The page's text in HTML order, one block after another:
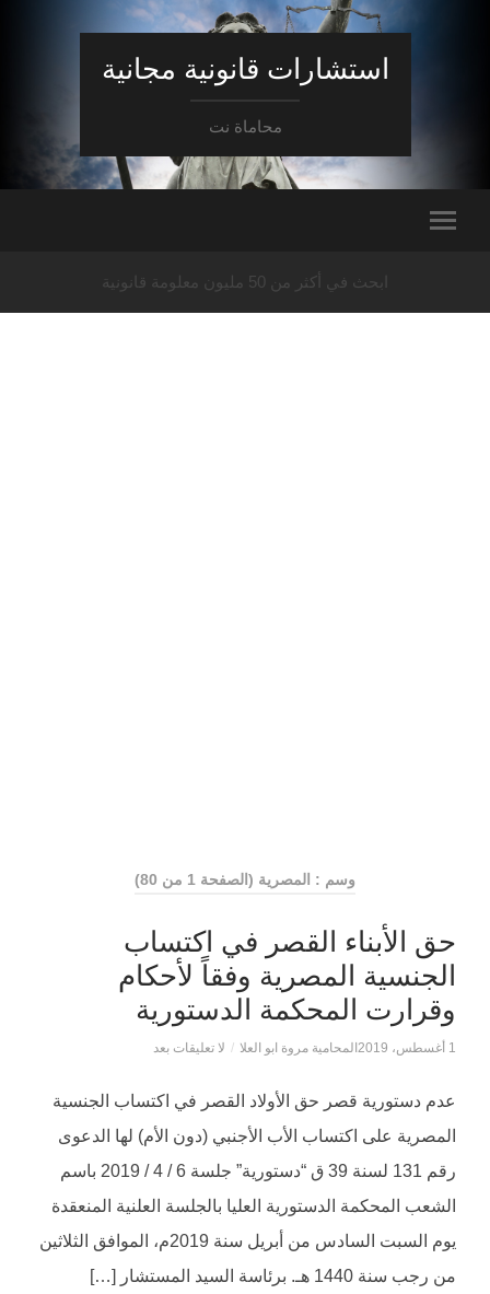
استشارات قانونية مجانية
محاماة نت
ابحث في أكثر من 50 مليون معلومة قانونية
وسم : المصرية (الصفحة 1 من 80)
حق الأبناء القصر في اكتساب
الجنسية المصرية وفقاً لأحكام
وقرارت المحكمة الدستورية
1 أغسطس، 2019 المحامية مروة ابو العلا / لا تعليقات بعد
عدم دستورية قصر حق الأولاد القصر في اكتساب الجنسية
المصرية على اكتساب الأب الأجنبي (دون الأم) لها الدعوى
رقم 131 لسنة 39 ق “دستورية” جلسة 6 / 4 / 2019 باسم
الشعب المحكمة الدستورية العليا بالجلسة العلنية المنعقدة
يوم السبت السادس من أبريل سنة 2019م، الموافق الثلاثين
من رجب سنة 1440 هـ. برئاسة السيد المستشار […]